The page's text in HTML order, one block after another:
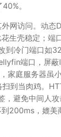
。
网访问。动态
生壳稳定；端
到冷门端口如
端口，屏蔽
庭服务器虽
到当肉鸡。
，避免中间人
200ms，媲美